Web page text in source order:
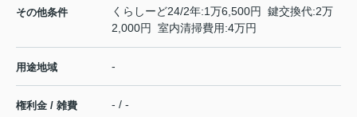
その他条件
くらしーど24/2年:1万6,500円 鍵交換代:2万
2,000円 室内清掃費用:4万円
用途地域 -
権利金 / 雑費 - / -